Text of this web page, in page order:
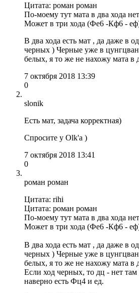
Цитата: роман роман
По-моему тут мата в два хода
Может в три хода (Фе6 -Кф6 -
В два хода есть мат , да даже в
черных ) Черные уже в
белых, я то же не нахожу мата в
7 октября 2018 13:39
0
slonik
Есть мат, задача корректная)
Спросите у Olk'а )
7 октября 2018 13:41
0
роман роман
Цитата: rihi
Цитата: роман роман
По-моему тут мата в два хода
Может в три хода (Фе6 -Кф6 -
В два хода есть мат , да даже в
черных ) Черные уже в
белых, я то же не нахожу мата в
Если ход черных, то дц - нет там
наверно есть Фц4 и ед.